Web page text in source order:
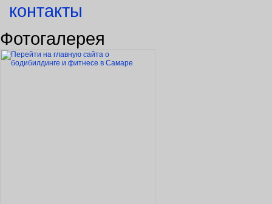
контакты
Фотогалерея